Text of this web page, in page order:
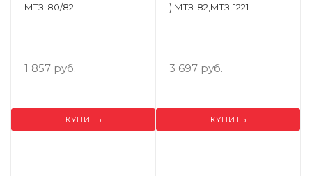
МТЗ-80/82
1 857 руб.
КУПИТЬ
).МТЗ-82,МТЗ-1221
3 697 руб.
КУПИТЬ